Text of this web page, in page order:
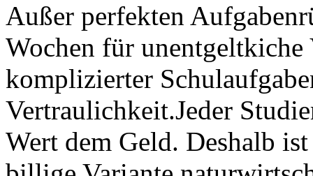
Außer perfekten
Wochen für
komplizierter
Vertraulichkeit.Jeder
Wert dem Geld. Deshalb